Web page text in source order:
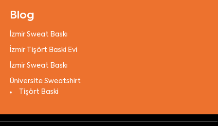
Blog
İzmir Sweat Baskı
İzmir Tişört Baski Evi
İzmir Sweat Baskı
Üniversite Sweatshirt
Tişört Baski